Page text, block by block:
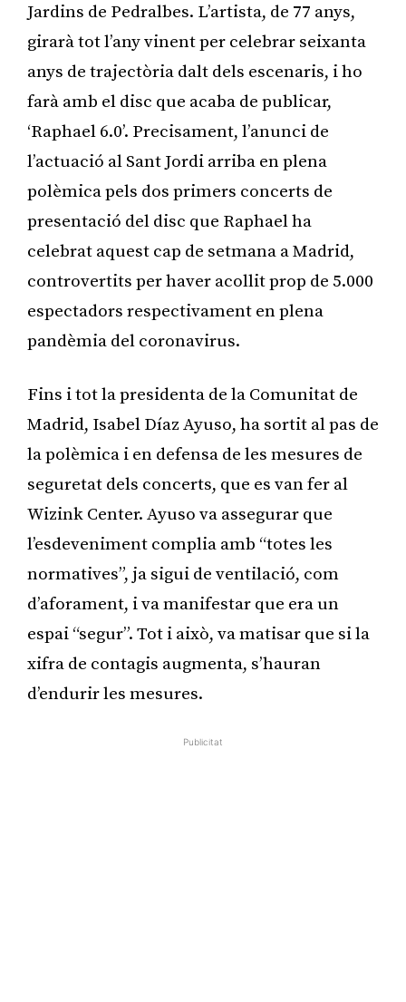
Jardins de Pedralbes. L’artista, de 77 anys,
girarà tot l’any vinent per celebrar seixanta
anys de trajectòria dalt dels escenaris, i ho
farà amb el disc que acaba de publicar,
‘Raphael 6.0’. Precisament, l’anunci de
l’actuació al Sant Jordi arriba en plena
polèmica pels dos primers concerts de
presentació del disc que Raphael ha
celebrat aquest cap de setmana a Madrid,
controvertits per haver acollit prop de 5.000
espectadors respectivament en plena
pandèmia del coronavirus.
Fins i tot la presidenta de la Comunitat de
Madrid, Isabel Díaz Ayuso, ha sortit al pas de
la polèmica i en defensa de les mesures de
seguretat dels concerts, que es van fer al
Wizink Center. Ayuso va assegurar que
l’esdeveniment complia amb “totes les
normatives”, ja sigui de ventilació, com
d’aforament, i va manifestar que era un
espai “segur”. Tot i això, va matisar que si la
xifra de contagis augmenta, s’hauran
d’endurir les mesures.
Publicitat